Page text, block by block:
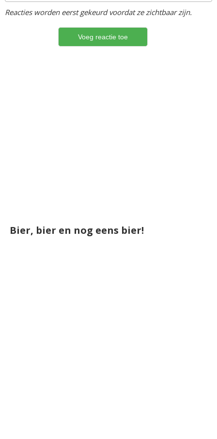
Reacties worden eerst gekeurd voordat ze zichtbaar zijn.
Bier, bier en nog eens bier!